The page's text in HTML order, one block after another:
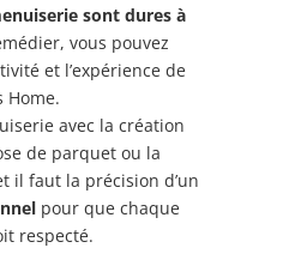
sont dures à
vous pouvez
et l’expérience de
Home.
avec la création
de parquet ou la
il faut la précision d’un
pour que chaque
respecté.